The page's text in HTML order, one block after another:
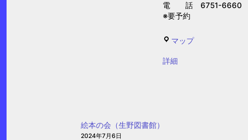
稚
園）
電 話 6751-6660
※要予約
マップ中
{title}
詳細
絵本の会（生野図書館）
2024年7月6日